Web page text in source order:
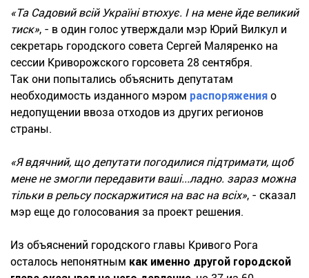
«Та Садовий всій Україні втюхує. І на мене йде великий
тиск», - в один голос утверждали мэр Юрий Вилкул и
секретарь городского совета Сергей Маляренко на
сессии Криворожского горсовета 28 сентября.
Так они попытались объяснить депутатам
необходимость изданного мэром распоряжения о
недопущении ввоза отходов из других регионов
страны.
«Я вдячний, що депутати погодилися підтримати, щоб
мене не змогли передавити ваші...ладно. зараз можна
тільки в рельсу поскаржитися на вас на всіх», - сказал
мэр еще до голосования за проект решения.
Из объяснений городского главы Кривого Рога
осталось непонятным как именно другой городской